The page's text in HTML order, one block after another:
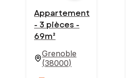
Appartement
- 3 pièces -
69m²
Grenoble
(38000)